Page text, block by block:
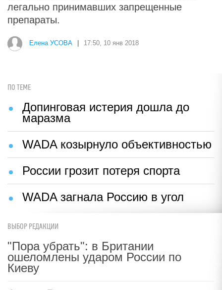
легально принимавших запрещенные
препараты.
Елена УСОВА 17:50, 10 янв 2018
ПО ТЕМЕ
Допинговая истерия дошла до
маразма
WADA козырнуло объективностью
России грозит потеря спорта
WADA загнала Россию в угол
ВЫБОР РЕДАКЦИИ
"Пора убрать": в Британии
ошеломлены ударом России по
Киеву